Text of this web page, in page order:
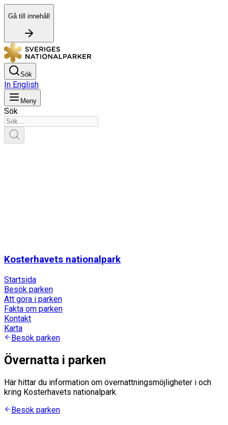
Gå till innehåll
Sök
In English
Meny
Sök
Kosterhavets nationalpark
Startsida
Besök parken
Att göra i parken
Fakta om parken
Kontakt
Karta
Besök parken
Övernatta i parken
Här hittar du information om övernattningsmöjligheter i och
kring Kosterhavets nationalpark.
Besök parken